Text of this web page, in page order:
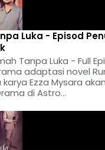
Luka - Episod
Tanpa Luka - Full
adaptasi novel
karya Ezza Mysara
di Astro...